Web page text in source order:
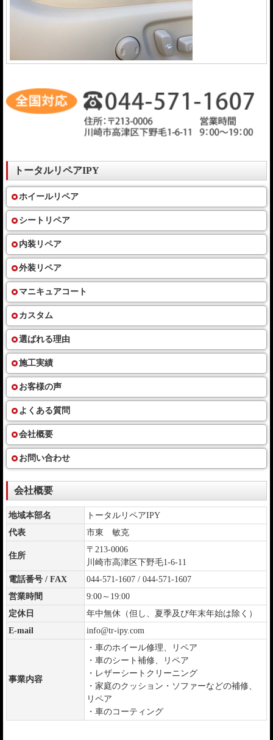
トータルリペアIPY
ホイールリペア
シートリペア
内装リペア
外装リペア
マニキュアコート
カスタム
選ばれる理由
施工実績
お客様の声
よくある質問
会社概要
お問い合わせ
会社概要
地域本部名
トータルリペアIPY
代表
市東 敏克
住所
〒213-0006
川崎市高津区下野毛1-6-11
電話番号 / FAX
044-571-1607 / 044-571-1607
営業時間
9:00～19:00
定休日
年中無休（但し、夏季及び年末年始は除く）
E-mail
info@tr-ipy.com
事業内容
・車のホイール修理、リペア
・車のシート補修、リペア
・レザーシートクリーニング
・家庭のクッション・ソファーなどの補修、
リペア
・車のコーティング